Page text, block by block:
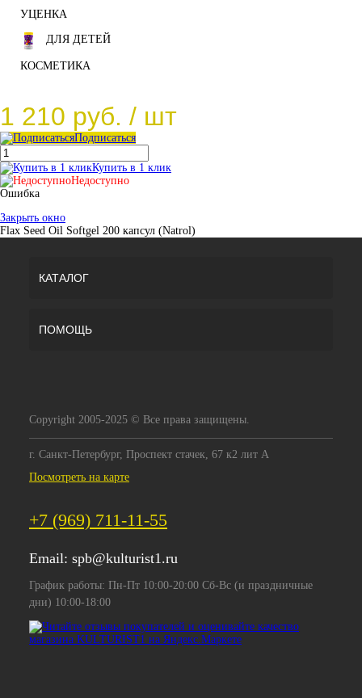
УЦЕНКА
ДЛЯ ДЕТЕЙ
КОСМЕТИКА
1 210 руб. / шт
Подписаться
Купить в 1 клик
Недоступно
Ошибка
Закрыть окно
Flax Seed Oil Softgel 200 капсул (Natrol)
КАТАЛОГ
ПОМОЩЬ
Copyright 2005-2025 © Все права защищены.
г. Санкт-Петербург, Проспект стачек, 67 к2 лит А
Посмотреть на карте
+7 (969) 711-11-55
Email: spb@kulturist1.ru
График работы: Пн-Пт 10:00-20:00 Сб-Вс (и праздничные
дни) 10:00-18:00